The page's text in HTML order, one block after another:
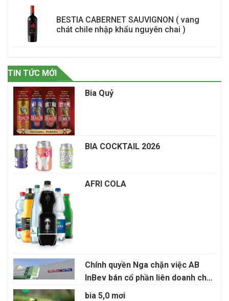
BESTIA CABERNET SAUVIGNON ( vang
chát chile nhập khẩu nguyên chai )
TIN TỨC MỚI
Bia Quỷ
BIA COCKTAIL 2026
AFRI COLA
Chính quyền Nga chặn việc AB
InBev bán cổ phần liên doanh cho
Anadolu Efes
bia 5,0 mơi